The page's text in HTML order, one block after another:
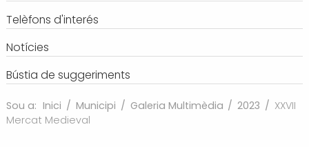
Telèfons d'interés
Notícies
Bústia de suggeriments
Sou a: Inici / Municipi / Galeria Multimèdia / 2023 / XXVII
Mercat Medieval